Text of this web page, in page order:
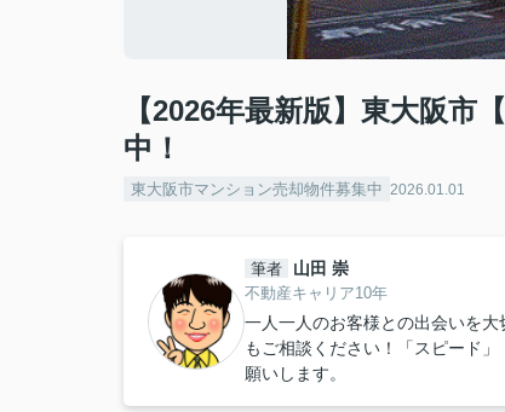
【2026年最新版】東大阪
中！
東大阪市マンション売却物件募集中 2026.01.01
筆者 山田 崇
不動産キャリア10年
一人一人のお客様との出会いを
もご相談ください！「スピード
願いします。